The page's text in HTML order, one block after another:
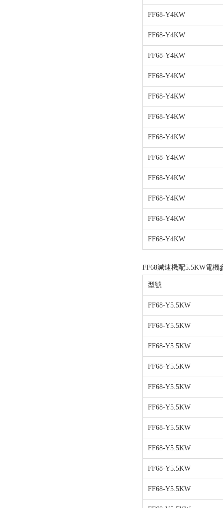
FF68-Y4KW
FF68-Y4KW
FF68-Y4KW
FF68-Y4KW
FF68-Y4KW
FF68-Y4KW
FF68-Y4KW
FF68-Y4KW
FF68-Y4KW
FF68-Y4KW
FF68-Y4KW
FF68-Y4KW
FF68減速機配5.5KW電機
型號
FF68-Y5.5KW
FF68-Y5.5KW
FF68-Y5.5KW
FF68-Y5.5KW
FF68-Y5.5KW
FF68-Y5.5KW
FF68-Y5.5KW
FF68-Y5.5KW
FF68-Y5.5KW
FF68-Y5.5KW